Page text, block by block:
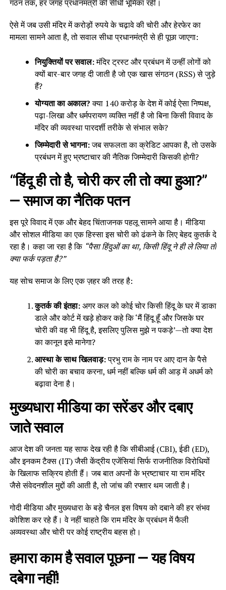
गठन तक, हर जगह प्रधानमंत्री की सीधी भूमिका रही।
ऐसे में जब उसी मंदिर में करोड़ों रुपये के चढ़ावे की चोरी और हेरफेर का
मामला सामने आता है, तो सवाल सीधा प्रधानमंत्री से ही पूछा जाएगा:
नियुक्तियों पर सवाल:मंदिर ट्रस्ट और प्रबंधन में उन्हीं लोगों को
क्यों बार-बार जगह दी जाती है जो एक खास संगठन (RSS) से जुड़े
हैं?
योग्यता का अकाल?क्या 140 करोड़ के देश में कोई ऐसा निष्पक्ष,
पढ़ा-लिखा और धर्मपरायण व्यक्ति नहीं है जो बिना किसी विवाद के
मंदिर की व्यवस्था पारदर्शी तरीके से संभाल सके?
जिम्मेदारी से भागना:जब सफलता का क्रेडिट आपका है, तो उसके
प्रबंधन में हुए भ्रष्टाचार की नैतिक जिम्मेदारी किसकी होगी?
“हिंदू ही तो है, चोरी कर ली तो क्या हुआ?”
— समाज का नैतिक पतन
इस पूरे विवाद में एक और बेहद चिंताजनक पहलू सामने आया है। मीडिया
और सोशल मीडिया का एक हिस्सा इस चोरी को ढंकने के लिए बेहद कुतर्क दे
रहा है। कहा जा रहा है कि “पैसा हिंदुओं का था, किसी हिंदू ने ही ले लिया तो
क्या फर्क पड़ता है?”
यह सोच समाज के लिए एक ज़हर की तरह है:
कुतर्क की इंतहा:अगर कल को कोई चोर किसी हिंदू के घर में डाका
डाले और कोर्ट में खड़े होकर कहे कि ‘मैं हिंदू हूँ और जिसके घर
चोरी की वह भी हिंदू है, इसलिए पुलिस मुझे न पकड़े’—तो क्या देश
का कानून इसे मानेगा?
आस्था के साथ खिलवाड़:प्रभु राम के नाम पर आए दान के पैसे
की चोरी का बचाव करना, धर्म नहीं बल्कि धर्म की आड़ में अधर्म को
बढ़ावा देना है।
मुख्यधारा मीडिया का सरेंडर और दबाए
जाते सवाल
आज देश की जनता यह साफ देख रही है कि सीबीआई (CBI), ईडी (ED),
और इनकम टैक्स (IT) जैसी केंद्रीय एजेंसियां सिर्फ राजनीतिक विरोधियों
के खिलाफ सक्रिय होती हैं। जब बात अपनों के भ्रष्टाचार या राम मंदिर
जैसे संवेदनशील मुद्दों की आती है, तो जांच की रफ्तार थम जाती है।
गोदी मीडिया और मुख्यधारा के बड़े चैनल इस विषय को दबाने की हर संभव
कोशिश कर रहे हैं। वे नहीं चाहते कि राम मंदिर के प्रबंधन में फैली
अव्यवस्था और चोरी पर कोई राष्ट्रीय बहस हो।
हमारा काम है सवाल पूछना — यह विषय
दबेगा नहीं!